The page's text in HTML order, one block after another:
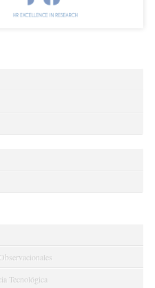
Tecnológica